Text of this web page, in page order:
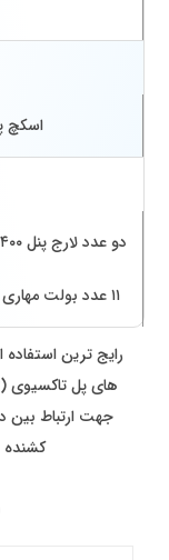
اسکچ
دو عدد لارج پنل 790cm x ۴۰۰ و دو عدد لارج پنل 790cm x ۱۱۰ cm
۱۱ عدد بولت مهاری طول 250cm و دنده ذوزنقه ای از نوع CK45
رایج ترین
جهت ارتباط بین
کشنده